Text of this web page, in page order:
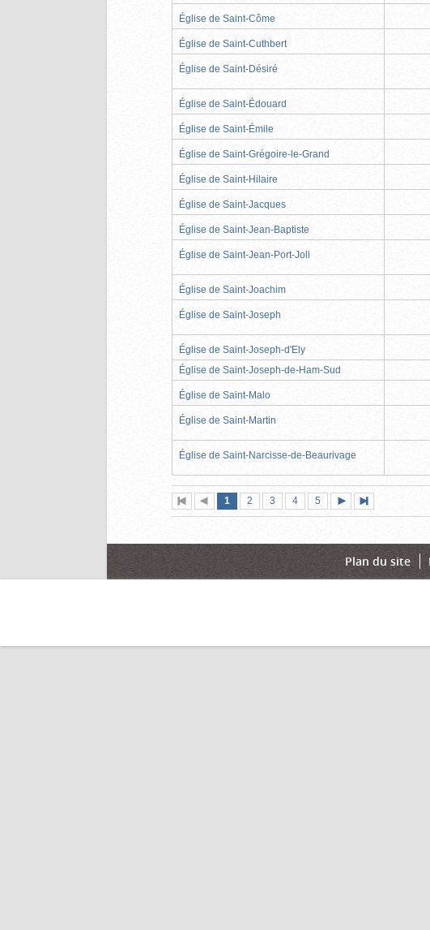
Église de Saint-Côme
Église de Saint-Cuthbert
Église de Saint-Désiré
Église de Saint-Édouard
Église de Saint-Émile
Église de Saint-Grégoire-le-Grand
Église de Saint-Hilaire
Église de Saint-Jacques
Église de Saint-Jean-Baptiste
Église de Saint-Jean-Port-Joli
Église de Saint-Joachim
Église de Saint-Joseph
Église de Saint-Joseph-d'Ely
Église de Saint-Joseph-de-Ham-Sud
Église de Saint-Malo
Église de Saint-Martin
Église de Saint-Narcisse-de-Beaurivage
Première
page
Page
précédente
Page
1 (page
actuelle)
Page
2 Page
3 Page
4 Page
5
suivante
page
Plan du site